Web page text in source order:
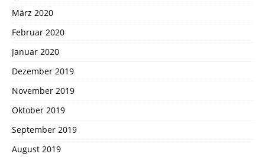
März 2020
Februar 2020
Januar 2020
Dezember 2019
November 2019
Oktober 2019
September 2019
August 2019